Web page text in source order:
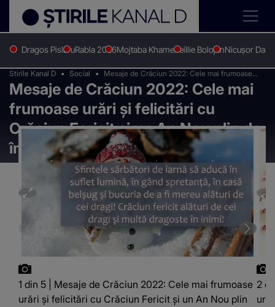
Dragos PislaruRabla 2026Mojtaba KhameneiIlie BolojanNicușor Dan
Stirile Kanal D Social
Mesaje de Crăciun 2022: Cele mai frumoase
urări şi felicitări cu Crăciun Fericit și un An Nou
plin de împlinire, bucurie și sănătate
Mesaje de Crăciun 2022: Cele mai
frumoase urări şi felicitări cu
Crăciun Fericit și un An Nou plin de
împlinire, bucurie și sănătate
1 din 5 | Mesaje de Crăciun 2022: Cele mai frumoase
urări şi felicitări cu Crăciun Fericit și un An Nou plin
2